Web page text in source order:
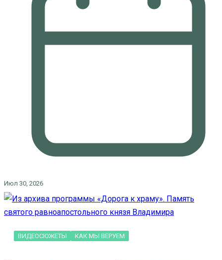
Июл 30, 2026
ВИДЕОСЮЖЕТЫ КАК МЫ ВЕРУЕМ